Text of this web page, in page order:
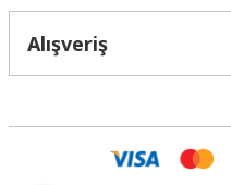
Alışveriş